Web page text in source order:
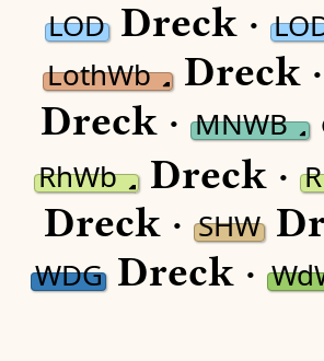
LODDreck ·
LothWb Dreck
Dreck · MNWB
RhWb Dreck ·
Dreck ·SHW
WDGDreck ·